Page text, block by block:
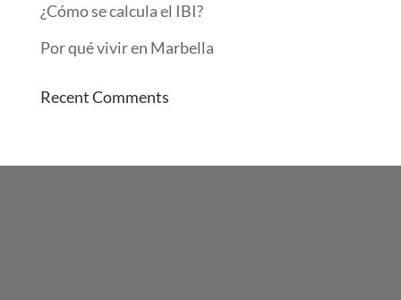
¿Cómo se calcula el IBI?
Por qué vivir en Marbella
Recent Comments